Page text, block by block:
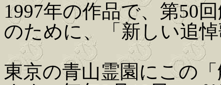
1997年の作品で、第50
のために、「新しい追
東京の青山霊園にこの